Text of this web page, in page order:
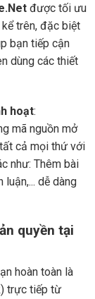
được tối ưu
trên, đặc biệt
bạn tiếp cận
dùng các thiết
hoạt:
mã nguồn mở
cả mọi thứ với
như: Thêm bài
luận,... dễ dàng
quyền tại
hoàn toàn là
trực tiếp từ